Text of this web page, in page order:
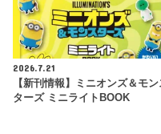
2026.7.21
【新刊情報】ミニオンズ＆モン
ターズ ミニライトBOOK